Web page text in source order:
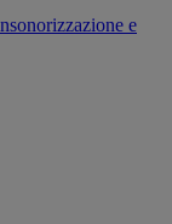
e